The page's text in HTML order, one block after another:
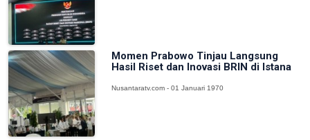
Momen Prabowo Tinjau Langsung
Hasil Riset dan Inovasi BRIN di Istana
Nusantaratv.com - 01 Januari 1970